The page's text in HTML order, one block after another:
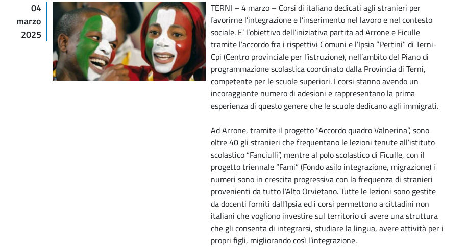
04
marzo
2025
TERNI – 4 marzo – Corsi di italiano dedicati agli stranieri per
favorirne l’integrazione e l’inserimento nel lavoro e nel contesto
sociale. E’ l’obiettivo dell’iniziativa partita ad Arrone e Ficulle
tramite l’accordo fra i rispettivi Comuni e l’Ipsia “Pertini” di Terni-
Cpi (Centro provinciale per l’istruzione), nell’ambito del Piano di
programmazione scolastica coordinato dalla Provincia di Terni,
competente per le scuole superiori. I corsi stanno avendo un
incoraggiante numero di adesioni e rappresentano la prima
esperienza di questo genere che le scuole dedicano agli immigrati.
Ad Arrone, tramite il progetto “Accordo quadro Valnerina”, sono
oltre 40 gli stranieri che frequentano le lezioni tenute all’istituto
scolastico “Fanciulli”, mentre al polo scolastico di Ficulle, con il
progetto triennale “Fami” (Fondo asilo integrazione, migrazione) i
numeri sono in crescita progressiva con la frequenza di stranieri
provenienti da tutto l’Alto Orvietano. Tutte le lezioni sono gestite
da docenti forniti dall’Ipsia ed i corsi permettono a cittadini non
italiani che vogliono investire sul territorio di avere una struttura
che gli consenta di integrarsi, studiare la lingua, avere attività per i
propri figli, migliorando così l’integrazione.